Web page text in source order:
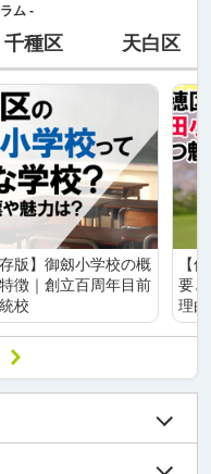
ム -
千種区 天白区
存版】御劔小学校の概
徴｜創立百周年目前
校
【
要
理